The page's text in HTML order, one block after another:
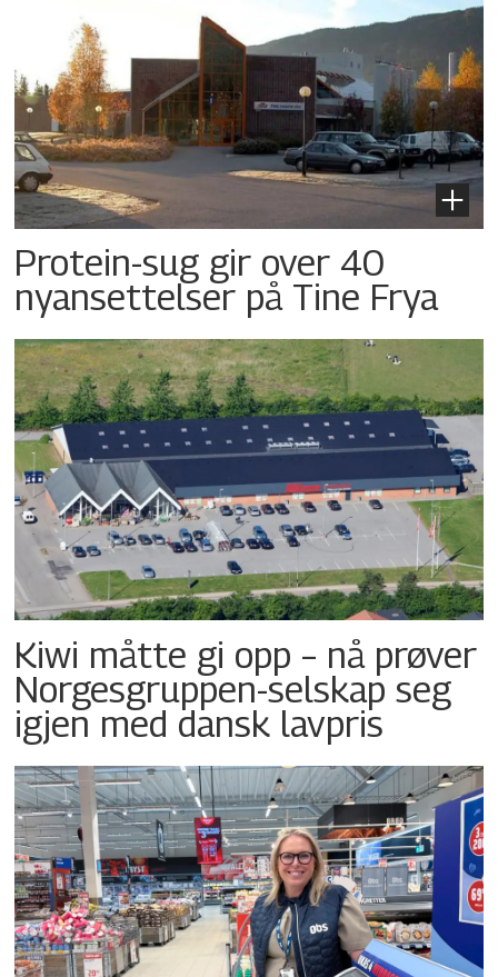
Protein-sug gir over 40
nyansettelser på Tine Frya
Kiwi måtte gi opp – nå prøver
Norgesgruppen-selskap seg
igjen med dansk lavpris